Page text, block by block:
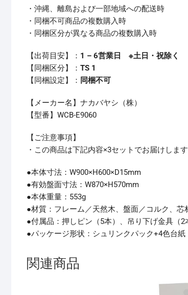
・沖縄、離島および一部地域への配送時
・同梱不可商品の複数購入時
・同梱区分が異なる商品の複数購入時
【出荷目安】： 1 – 6営業日 ※土日・祝除く
【同梱区分】： TS 1
【同梱設定】： 同梱不可
【メーカー名】ナカバヤシ（株）
【型番】WCB-E9060
【ご注意事項】
・この商品は下記内容×3セットでお届けします
●本体寸法：W900×H600×D15mm
●有効盤面寸法：W870×H570mm
●本体重量：553g
●材質：フレーム／天然木、盤面／コルク、芯
●付属品：押しピン（5本）、吊り下げ金具（2
●パッケージ形状：シュリンクパック+4色台紙
関連商品